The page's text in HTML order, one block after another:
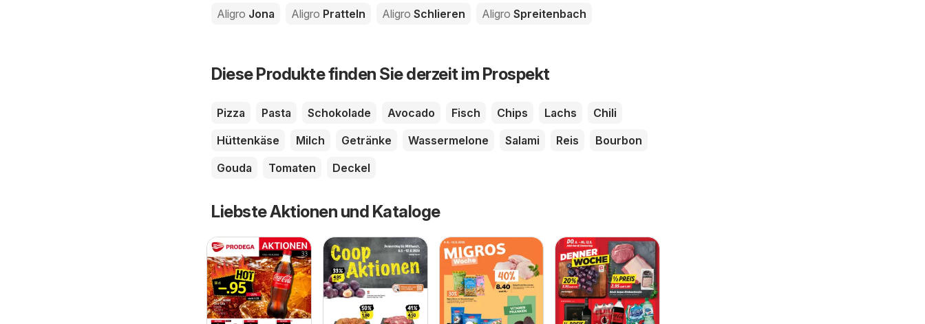
Aligro Jona Aligro Pratteln Aligro Schlieren Aligro Spreitenbach
Diese Produkte finden Sie derzeit im Prospekt
Pizza Pasta Schokolade Avocado Fisch Chips Lachs
Chili
Hüttenkäse
Milch Getränke Wassermelone Salami Reis
Bourbon
Gouda
Tomaten Deckel
Liebste Aktionen und Kataloge